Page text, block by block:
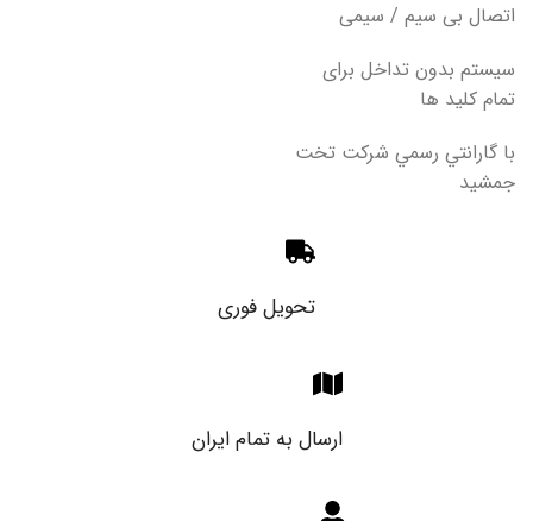
اتصال بی سیم / سیمی
سیستم بدون تداخل برای
تمام کلید ها
با گارانتي رسمي شركت تخت
جمشيد
تحویل فوری
ارسال به تمام ایران